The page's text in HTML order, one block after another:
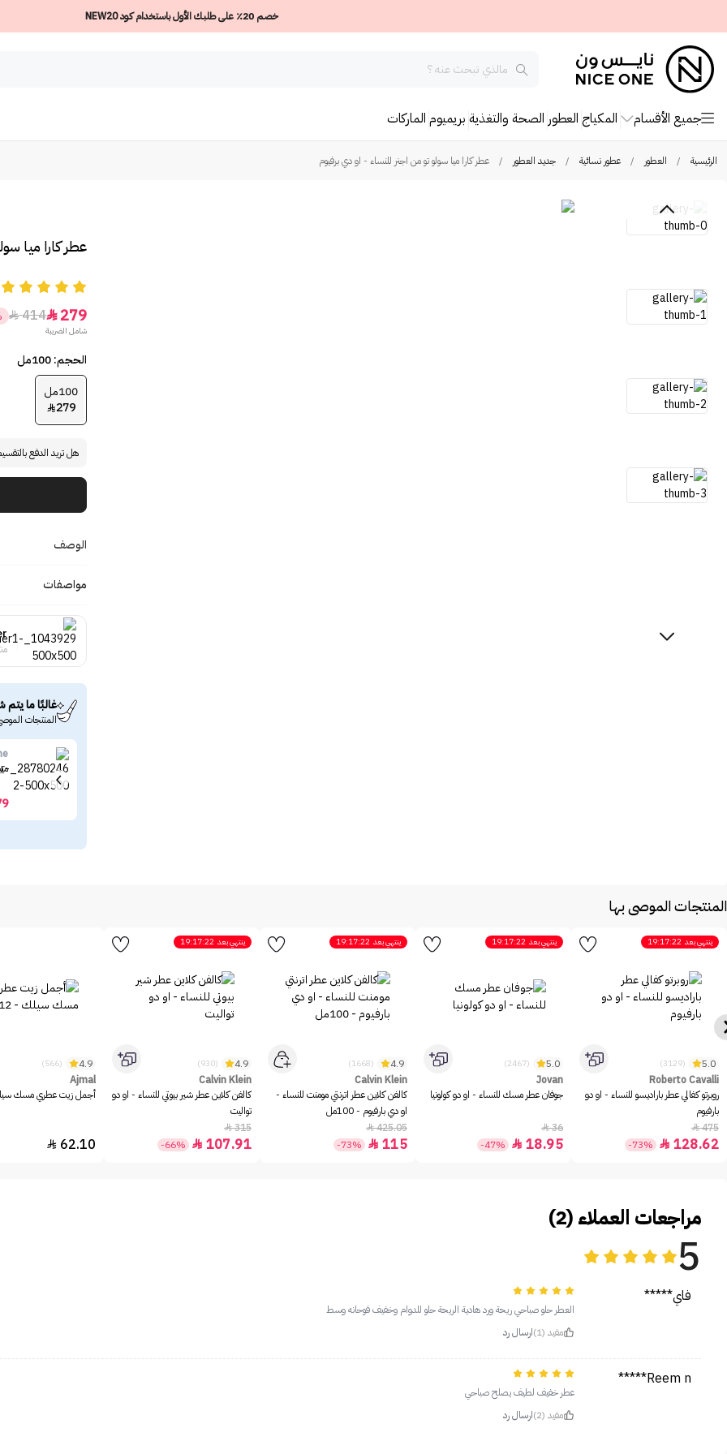
خصم 20٪ على طلبك الأول باستخدام كود NEW20
جميع الأقسام المكياج العطور الصحة والتغذية بريميوم الماركات
الرئيسية / العطور / عطور نسائية / جديد العطور / عطر كارا ميا سولو تو من اجنر للنساء - او دي برفيوم
عطر كارا ميا
279

414

شامل الضريبة
الحجم: 100مل
100مل
279

هل تريد الدفع
الوصف
مواصفات
غالبًا ما يتم
المنتجات
المنتجات الموصى بها
ينتهي بعد 19:17:22
5.0
(3129)
Roberto Cavalli
روبرتو كفالي عطر باراديسو للنساء - او دو
بارفيوم
475

128.62

-73%
ينتهي بعد 19:17:22
5.0
(2467)
Jovan
جوفان عطر مسك للنساء - او دو كولونيا
36

18.95

-47%
ينتهي بعد 19:17:22
4.9
(1668)
Calvin Klein
كالفن كلاين عطر اترنتي مومنت للنساء -
او دي بارفيوم - 100مل
425.05

115

-73%
ينتهي بعد 19:17:22
4.9
(930)
Calvin Klein
كالفن كلاين عطر شير بيوتي للنساء - او دو
تواليت
315

107.91

-66%
4.9
(566)
Ajmal
أجمل زيت عطري مسك سيلك -
62.10

مراجعات العملاء (2)
5
فاي*****
العطر حلو صباحي ريحة ورد هادية الريحة حلو للدوام وخفيف فوحانه وسط
مفيد (1)
ارسال رد
Reem n*****
عطر خفيف لطيف يصلح صباحي
مفيد (2)
ارسال رد